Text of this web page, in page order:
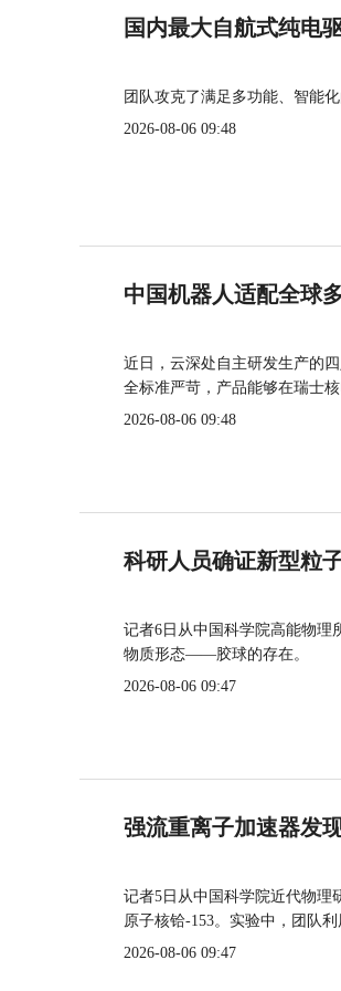
国内最大自航式纯电
团队攻克了满足多功能、智能
2026-08-06 09:48
中国机器人适配全球
近日，云深处自主研发生产的
全标准严苛，产品能够在瑞士
2026-08-06 09:48
科研人员确证新型粒
记者6日从中国科学院高能物理
物质形态——胶球的存在。
2026-08-06 09:47
强流重离子加速器发
记者5日从中国科学院近代物理
原子核铪-153。实验中，团队
2026-08-06 09:47